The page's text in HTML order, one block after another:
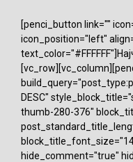
[penci_button link=""
icon_position="left"
DESC"
thumb-280-376"
hide_comment="true"